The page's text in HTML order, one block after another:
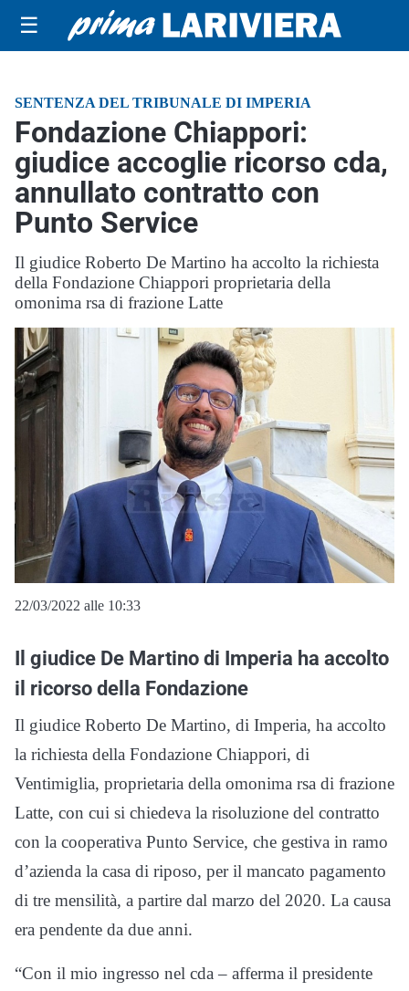
☰
SENTENZA DEL TRIBUNALE DI IMPERIA
Fondazione Chiappori:
giudice accoglie ricorso cda,
annullato contratto con
Punto Service
Il giudice Roberto De Martino ha accolto la richiesta
della Fondazione Chiappori proprietaria della
omonima rsa di frazione Latte
22/03/2022 alle 10:33
Il giudice De Martino di Imperia ha accolto
il ricorso della Fondazione
Il giudice Roberto De Martino, di Imperia, ha accolto
la richiesta della Fondazione Chiappori, di
Ventimiglia, proprietaria della omonima rsa di frazione
Latte, con cui si chiedeva la risoluzione del contratto
con la cooperativa Punto Service, che gestiva in ramo
d’azienda la casa di riposo, per il mancato pagamento
di tre mensilità, a partire dal marzo del 2020. La causa
era pendente da due anni.
“Con il mio ingresso nel cda – afferma il presidente